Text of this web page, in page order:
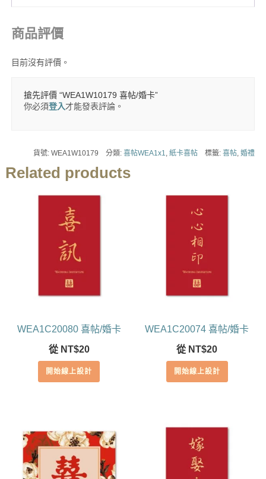
商品評價
目前沒有評價。
搶先評價 “WEA1W10179 喜帖/婚卡”
你必須登入才能發表評論。
貨號:WEA1W10179 分類:喜帖WEA1x1 ,紙卡喜帖 標籤:喜帖 ,婚禮
Related products
WEA1C20080 喜帖/婚卡
從 NT$20
開始線上設計
WEA1C20074 喜帖/婚卡
從 NT$20
開始線上設計